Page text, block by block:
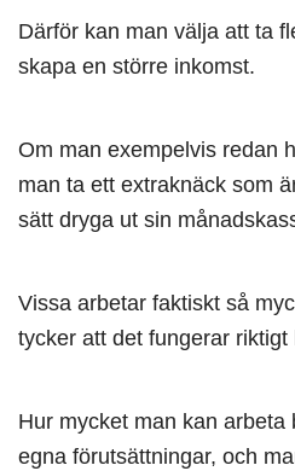
Därför kan man välja att ta
skapa en större inkomst.
Om man exempelvis redan
man ta ett extraknäck som
sätt dryga ut sin
Vissa arbetar faktiskt så
tycker att det fungerar riktigt
Hur mycket man kan
egna förutsättningar, och